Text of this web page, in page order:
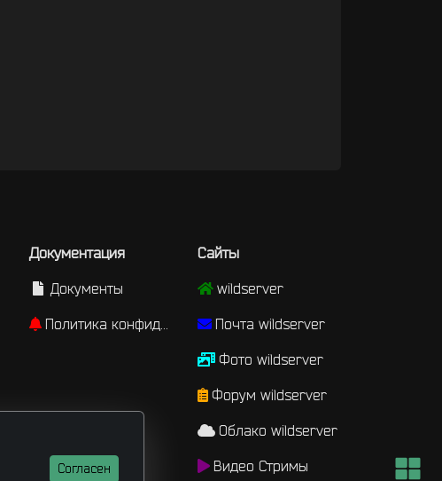
Документация
Документы
Политика конфиденциальности
Сайты
wildserver
Почта wildserver
Фото wildserver
Форум wildserver
Облако wildserver
Видео Стримы
Согласен